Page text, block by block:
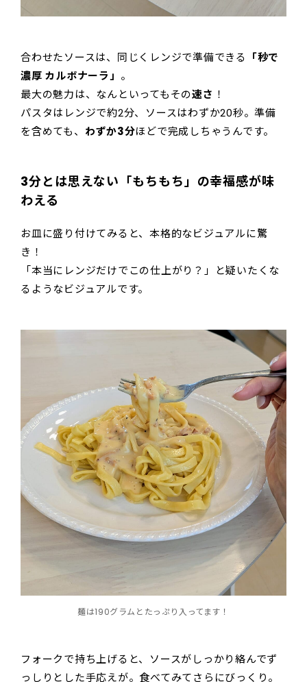
合わせたソースは、同じくレンジで準備できる 「秒で
濃厚 カルボナーラ」 。
最大の魅力は、なんといってもその速さ ！
パスタはレンジで約2分、ソースはわずか20秒。準備
を含めても、 わずか3分ほどで完成しちゃうんです。
3分とは思えない「もちもち」の幸福感が味
わえる
お皿に盛り付けてみると、本格的なビジュアルに驚
き！
「本当にレンジだけでこの仕上がり？」と疑いたくな
るようなビジュアルです。
麺は190グラムとたっぷり入ってます！
フォークで持ち上げると、ソースがしっかり絡んでず
っしりとした手応えが。食べてみてさらにびっくり。